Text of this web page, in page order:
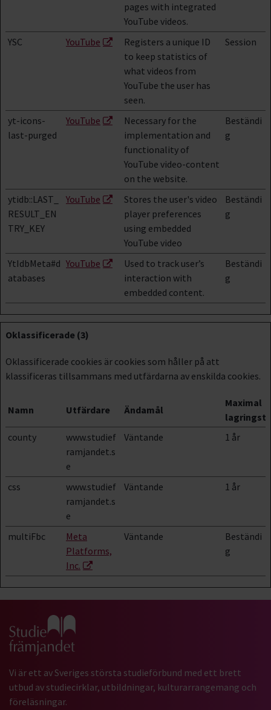
pages with integrated
YouTube videos.
YSC YouTube
Registers a unique ID
to keep statistics of
what videos from
YouTube the user has
seen.
Session
yt-icons-
last-purged
YouTube
Necessary for the
implementation and
functionality of
YouTube video-content
on the website.
Beständi
g
ytidb::LAST_
RESULT_EN
TRY_KEY
YouTube
Stores the user's video
player preferences
using embedded
YouTube video
Beständi
g
YtIdbMeta#d
atabases
YouTube
Used to track user’s
interaction with
embedded content.
Beständi
g
Oklassificerade (3)
Oklassificerade cookies är cookies som håller på att
klassificeras tillsammans med utfärdarna av enskilda cookies.
Namn Utfärdare Ändamål
Maximal
county
www.studief
ramjandet.s
e
Väntande 1 år
css
www.studief
ramjandet.s
e
Väntande 1 år
multiFbc
Meta
Platforms,
Inc.
Väntande
Beständi
g
Gå till studiefrämjandets startsida
Vi är ett av Sveriges största studieförbund med ett brett
utbud av studiecirklar, utbildningar, kulturarrangemang och
föreläsningar.